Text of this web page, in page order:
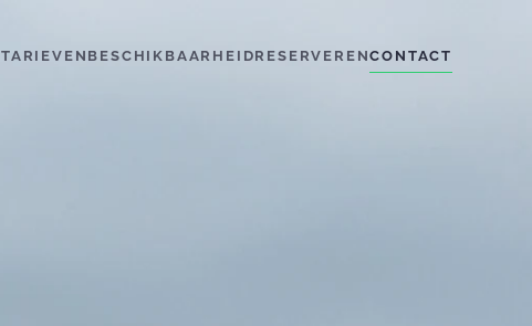
TARIEVEN BESCHIKBAARHEIDRESERVERENCONTACT